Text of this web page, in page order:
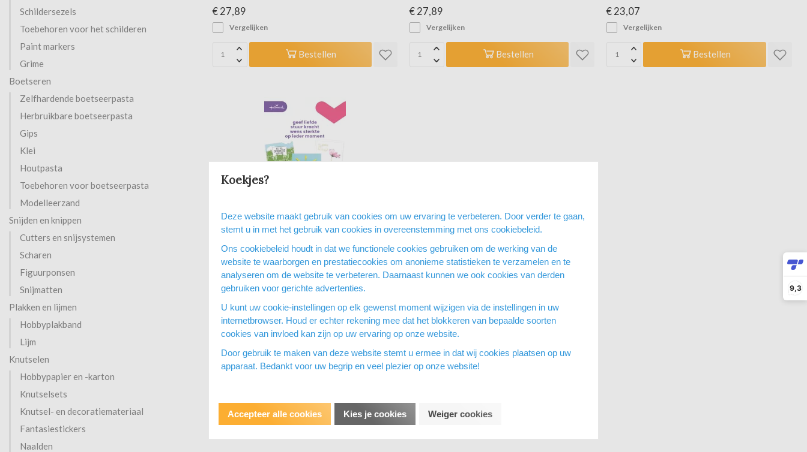
9,3
Schildersezels
Toebehoren voor het schilderen
Paint markers
Grime
Boetseren
Zelfhardende boetseerpasta
Herbruikbare boetseerpasta
Gips
Klei
Houtpasta
Toebehoren voor boetseerpasta
Modelleerzand
Snijden en knippen
Cutters en snijsystemen
Scharen
Figuurponsen
Snijmatten
Plakken en lijmen
Hobbyplakband
Lijm
Knutselen
Hobbypapier en -karton
Knutselsets
Knutsel- en decoratiemateriaal
Fantasiestickers
Naalden
€ 27,89
Vergelijken
Bestellen
€ 27,89
Vergelijken
Bestellen
€ 23,07
Vergelijken
Bestellen
beterschap/sterkte, pak van 12 stuks
Op voorraad
Op een werkdag voor 15:00 uur besteld = dezelfde dag
nog verzonden
€ 27,89
Vergelijken
Bestellen
Koekjes?
Deze website maakt gebruik van cookies om uw ervaring te verbeteren. Door verder te gaan,
stemt u in met het gebruik van cookies in overeenstemming met ons cookiebeleid.
Ons cookiebeleid houdt in dat we functionele cookies gebruiken om de werking van de
website te waarborgen en prestatiecookies om anonieme statistieken te verzamelen en te
analyseren om de website te verbeteren. Daarnaast kunnen we ook cookies van derden
gebruiken voor gerichte advertenties.
U kunt uw cookie-instellingen op elk gewenst moment wijzigen via de instellingen in uw
internetbrowser. Houd er echter rekening mee dat het blokkeren van bepaalde soorten
cookies van invloed kan zijn op uw ervaring op onze website.
Door gebruik te maken van deze website stemt u ermee in dat wij cookies plaatsen op uw
apparaat. Bedankt voor uw begrip en veel plezier op onze website!
Accepteer alle cookies Kies je cookies Weiger cookies